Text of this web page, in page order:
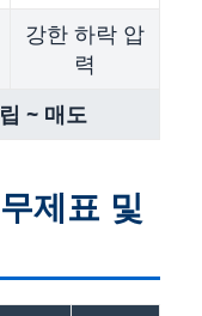
강한 하락 압
력
~ 매도
제표 및